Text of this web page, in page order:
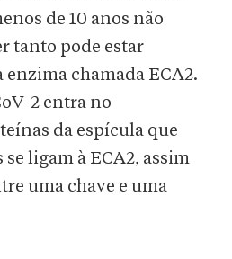
de 10 anos não
tanto pode estar
chamada ECA2.
2 entra no
da espícula que
ligam à ECA2, assim
uma chave e uma